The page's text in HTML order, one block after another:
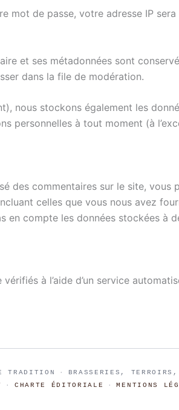
mot de passe, votre adresse IP
et ses métadonnées sont
dans la file de modération.
nous stockons également les
personnelles à tout moment (à
des commentaires sur le site,
celles que vous nous avez
en compte les données stockées à
à l’aide d’un service
TRADITION · BRASSERIES,
· CHARTE ÉDITORIALE · MENTIONS